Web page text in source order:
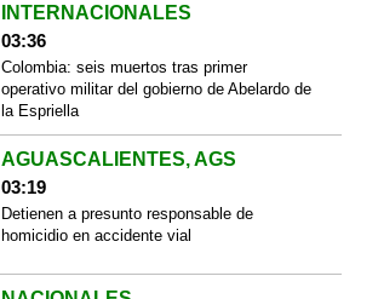
INTERNACIONALES
03:36
Colombia: seis muertos tras primer
operativo militar del gobierno de Abelardo de
la Espriella
AGUASCALIENTES, AGS
03:19
Detienen a presunto responsable de
homicidio en accidente vial